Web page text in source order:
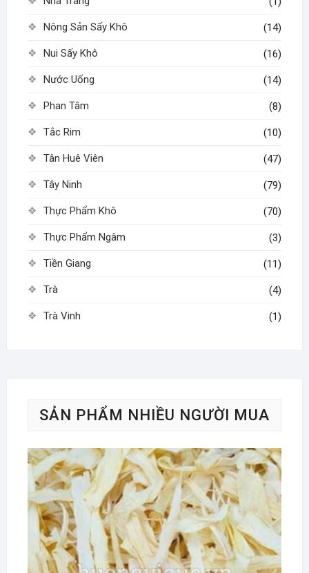
Nông Sản Sấy Khô (14)
Nui Sấy Khô (16)
Nước Uống (14)
Phan Tâm (8)
Tắc Rim (10)
Tân Huê Viên (47)
Tây Ninh (79)
Thực Phẩm Khô (70)
Thực Phẩm Ngâm (3)
Tiền Giang (11)
Trà (4)
Trà Vinh (1)
SẢN PHẨM NHIỀU NGƯỜI MUA